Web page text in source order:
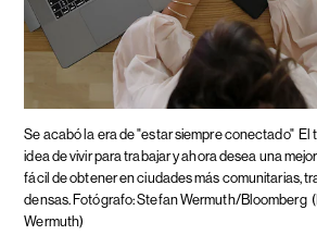
Se acabó la era de "estar siempre conectado" El
idea de vivir para trabajar y ahora desea una
fácil de obtener en ciudades más comunitarias,
densas. Fotógrafo: Stefan Wermuth/Bloomberg
Wermuth)